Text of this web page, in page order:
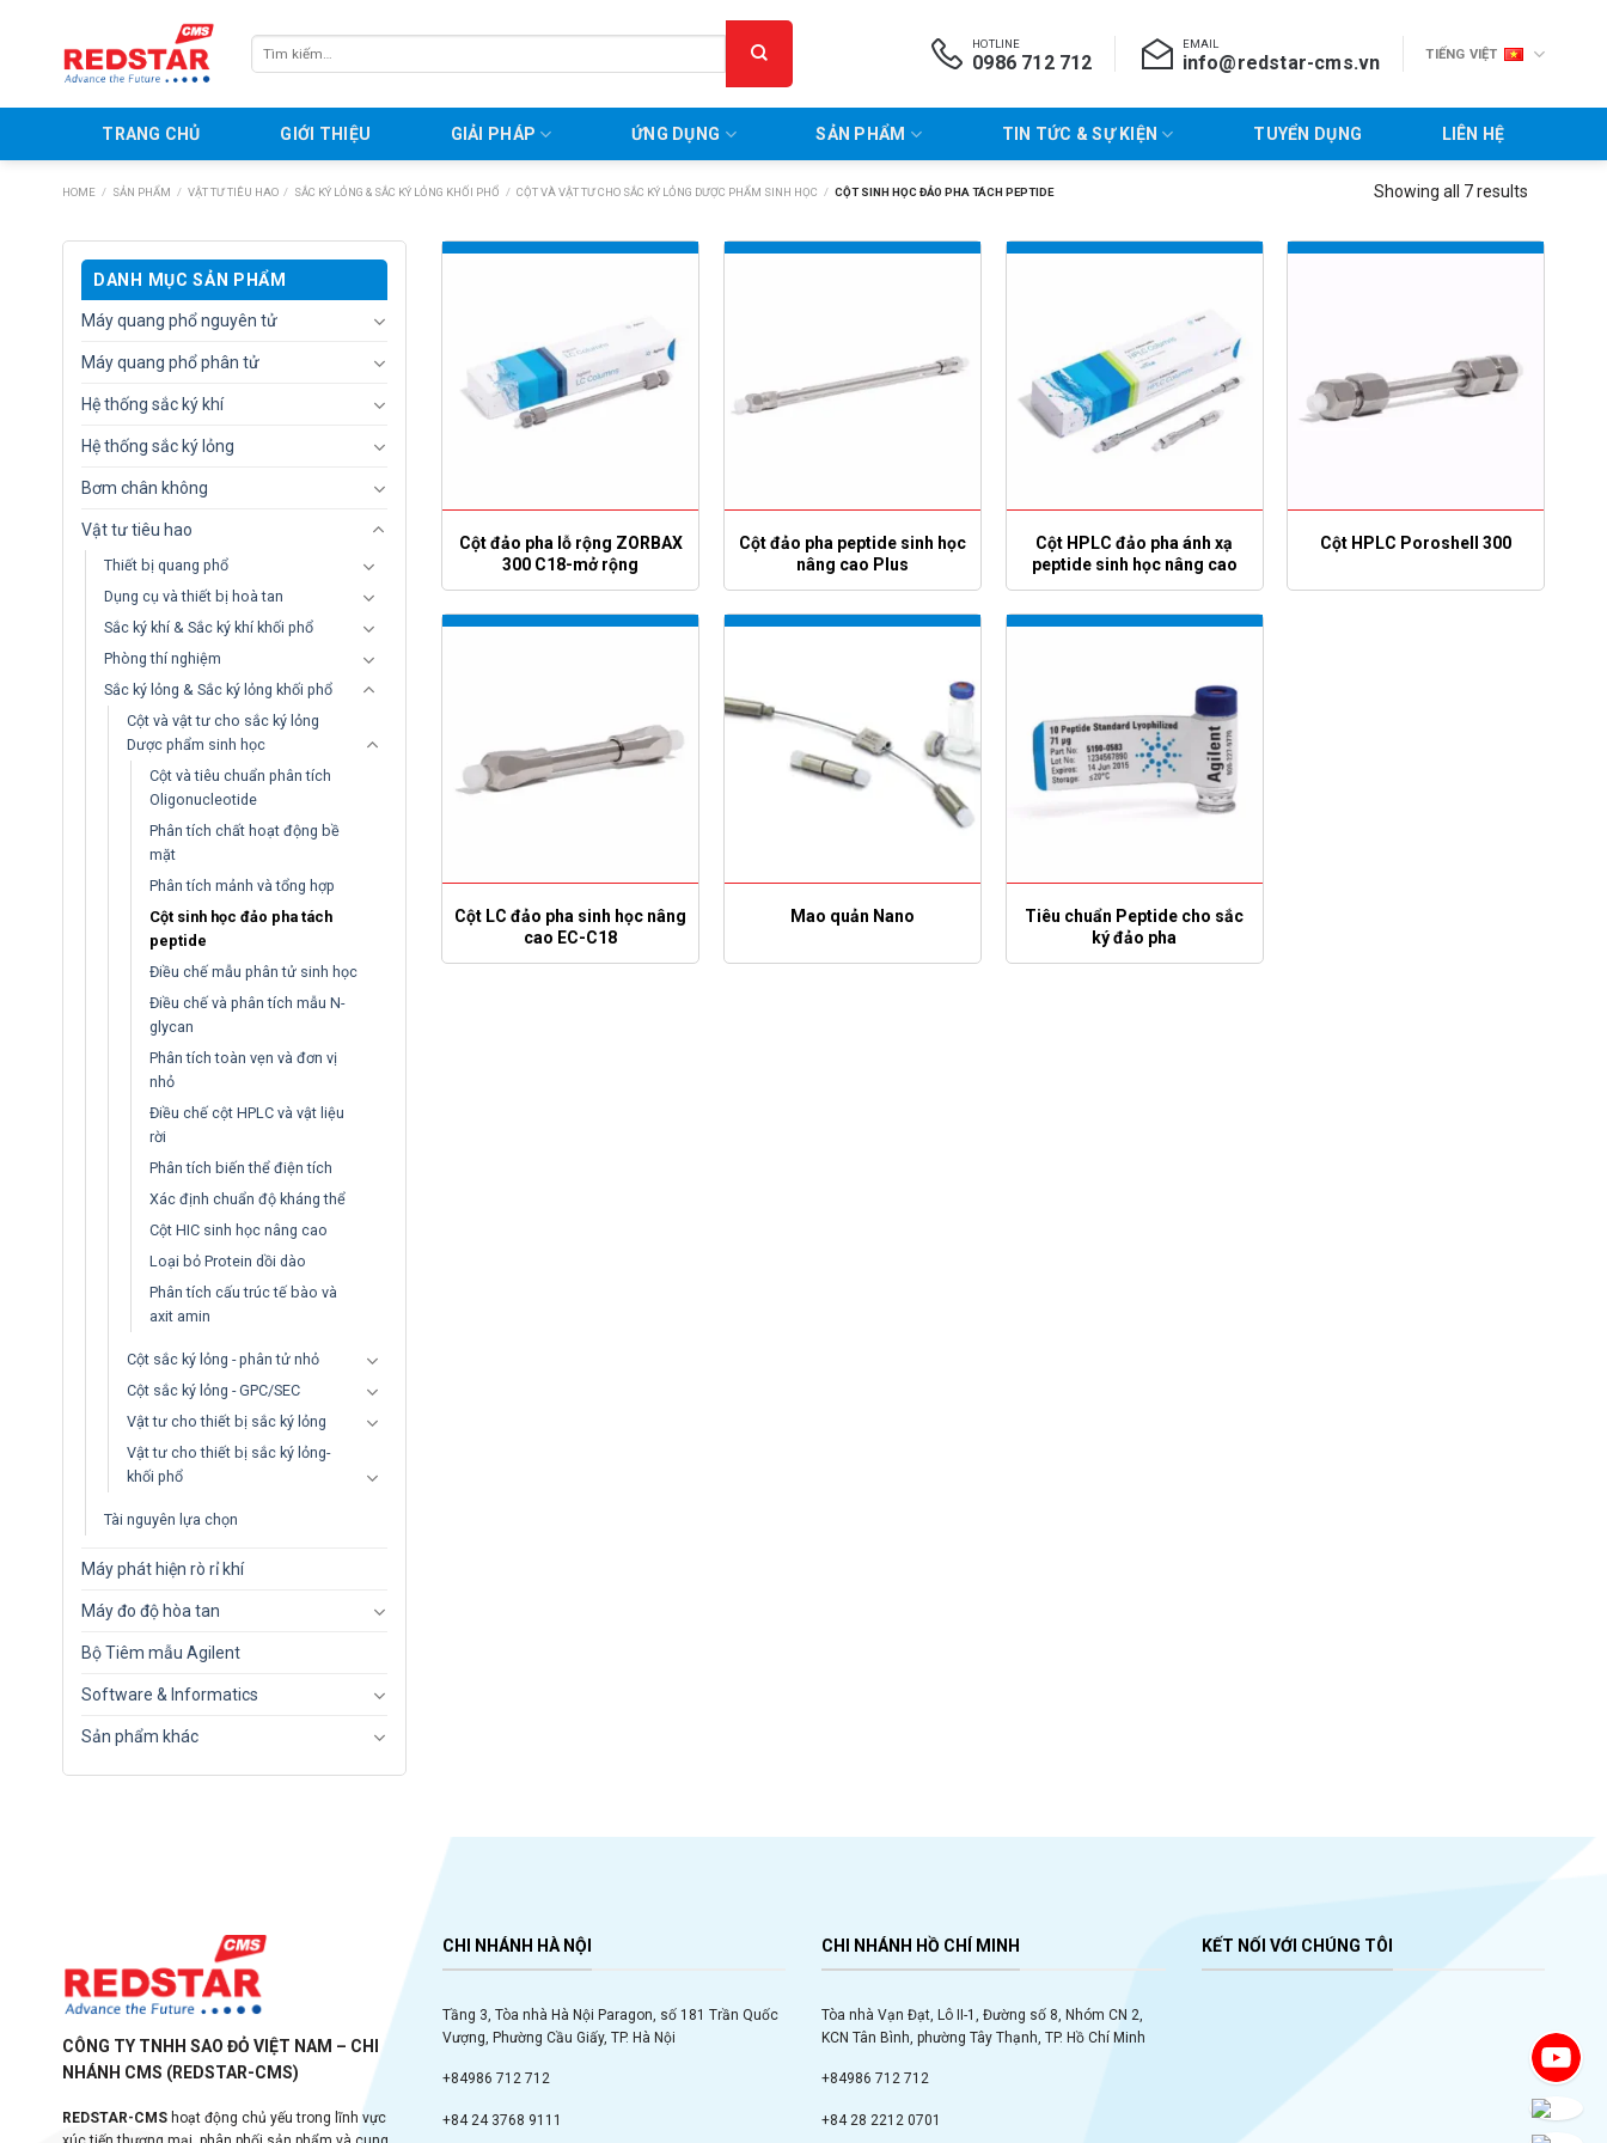
Tìm
kiếm:
HOTLINE
0986 712 712
EMAIL
info@redstar-cms.vn TIẾNG VIỆT
TRANG CHỦ GIỚI THIỆU GIẢI PHÁP ỨNG DỤNG SẢN PHẨM TIN TỨC & SỰ KIỆN TUYỂN DỤNG LIÊN HỆ
HOME / SẢN PHẨM / VẬT TƯ TIÊU HAO / SẮC KÝ LỎNG & SẮC KÝ LỎNG KHỐI PHỔ / CỘT VÀ VẬT TƯ CHO SẮC KÝ LỎNG DƯỢC PHẨM SINH HỌC / CỘT SINH HỌC ĐẢO PHA TÁCH PEPTIDE Showing all 7 results
DANH MỤC SẢN PHẨM
Máy quang phổ nguyên tử
Máy quang phổ phân tử
Hệ thống sắc ký khí
Hệ thống sắc ký lỏng
Bơm chân không
Vật tư tiêu hao
Thiết bị quang phổ
Dụng cụ và thiết bị hoà tan
Sắc ký khí & Sắc ký khí khối phổ
Phòng thí nghiệm
Sắc ký lỏng & Sắc ký lỏng khối phổ
Cột và vật tư cho sắc ký lỏng
Dược phẩm sinh học
Cột và tiêu chuẩn phân tích
Oligonucleotide
Phân tích chất hoạt động bề
mặt
Phân tích mảnh và tổng hợp
Cột sinh học đảo pha tách
peptide
Điều chế mẫu phân tử sinh học
Điều chế và phân tích mẫu N-
glycan
Phân tích toàn vẹn và đơn vị
nhỏ
Điều chế cột HPLC và vật liệu
rời
Phân tích biến thể điện tích
Xác định chuẩn độ kháng thể
Cột HIC sinh học nâng cao
Loại bỏ Protein dồi dào
Phân tích cấu trúc tế bào và
axit amin
Cột sắc ký lỏng - phân tử nhỏ
Cột sắc ký lỏng - GPC/SEC
Vật tư cho thiết bị sắc ký lỏng
Vật tư cho thiết bị sắc ký lỏng-
khối phổ
Tài nguyên lựa chọn
Máy phát hiện rò rỉ khí
Máy đo độ hòa tan
Bộ Tiêm mẫu Agilent
Software & Informatics
Sản phẩm khác
Cột đảo pha lỗ rộng ZORBAX
300 C18-mở rộng
Cột đảo pha peptide sinh học
nâng cao Plus
Cột HPLC đảo pha ánh xạ
peptide sinh học nâng cao
Cột HPLC Poroshell 300
Cột LC đảo pha sinh học nâng
cao EC-C18
Mao quản Nano
Tiêu chuẩn Peptide cho sắc
ký đảo pha
CÔNG TY TNHH SAO ĐỎ VIỆT NAM – CHI
NHÁNH CMS (REDSTAR-CMS)
REDSTAR-CMS hoạt động chủ yếu trong lĩnh vực
CHI NHÁNH HÀ NỘI
Tầng 3, Tòa nhà Hà Nội Paragon, số 181 Trần Quốc
Vượng, Phường Cầu Giấy, TP. Hà Nội
+84986 712 712
+84 24 3768 9111
CHI NHÁNH HỒ CHÍ MINH
Tòa nhà Vạn Đạt, Lô II-1, Đường số 8, Nhóm CN 2,
KCN Tân Bình, phường Tây Thạnh, TP. Hồ Chí Minh
+84986 712 712
+84 28 2212 0701
KẾT NỐI VỚI CHÚNG TÔI